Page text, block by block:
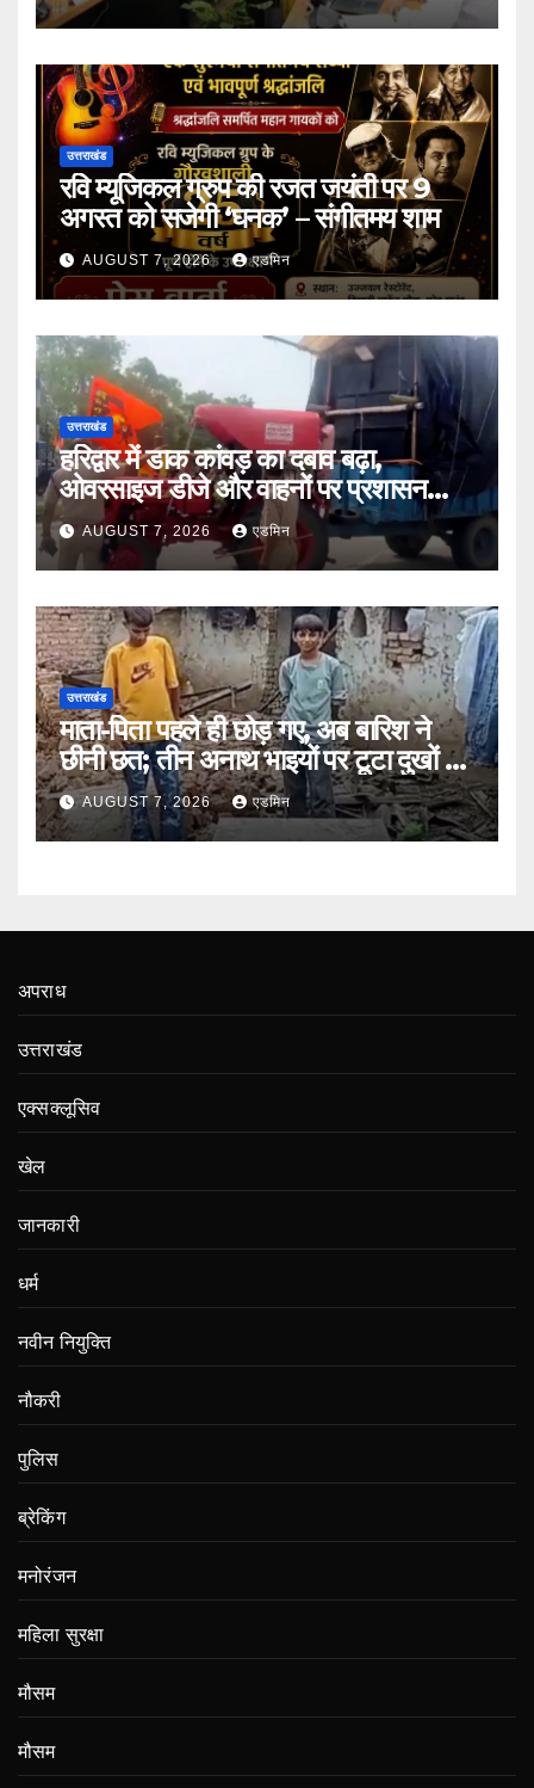
उत्तराखंड
रवि म्यूजिकल ग्रुप की रजत जयंती पर 9
अगस्त को सजेगी ‘घनक’ – संगीतमय शाम
AUGUST 7, 2026 एडमिन
उत्तराखंड
हरिद्वार में डाक कांवड़ का दबाव बढ़ा,
ओवरसाइज डीजे और वाहनों पर प्रशासन
सख्तAUGUST 7, 2026 एडमिन
उत्तराखंड
माता-पिता पहले ही छोड़ गए, अब बारिश ने
छीनी छत; तीन अनाथ भाइयों पर टूटा दुखों का
पहाड़AUGUST 7, 2026 एडमिन
अपराध
उत्तराखंड
एक्सक्लूसिव
खेल
जानकारी
धर्म
नवीन नियुक्ति
नौकरी
पुलिस
ब्रेकिंग
मनोरंजन
महिला सुरक्षा
मौसम
मौसम